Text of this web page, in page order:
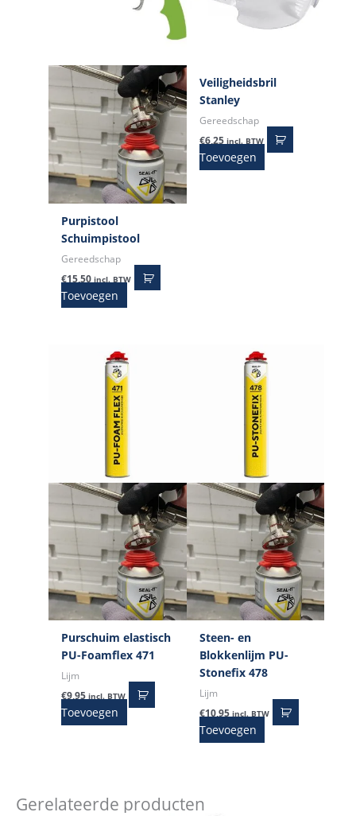
Purpistool
Schuimpistool
Gereedschap
€15,50 incl. BTW
Toevoegen
Veiligheidsbril
Stanley
Gereedschap
€6,25 incl. BTW
Toevoegen
Purschuim elastisch
PU-Foamflex 471
Lijm
€9,95 incl. BTW
Toevoegen
Steen- en
Blokkenlijm PU-
Stonefix 478
Lijm
€10,95 incl. BTW
Toevoegen
Gerelateerde producten